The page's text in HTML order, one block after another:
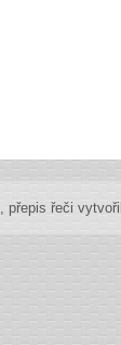
, přepis řeči vytvořil